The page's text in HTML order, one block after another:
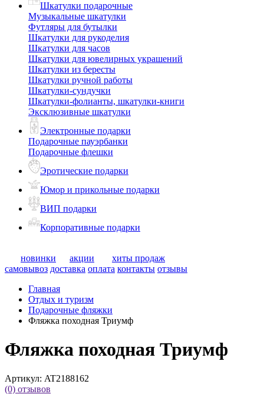
Шкатулки подарочные
Музыкальные шкатулки
Футляры для бутылки
Шкатулки для рукоделия
Шкатулки для часов
Шкатулки для ювелирных украшений
Шкатулки из бересты
Шкатулки ручной работы
Шкатулки-сундучки
Шкатулки-фолианты, шкатулки-книги
Эксклюзивные шкатулки
Электронные подарки
Подарочные пауэрбанки
Подарочные флешки
Эротические подарки
Юмор и прикольные подарки
ВИП подарки
Корпоративные подарки
новинки акции
хиты продаж
самовывоз доставка оплата контакты отзывы
Главная
Отдых и туризм
Подарочные фляжки
Фляжка походная Триумф
Фляжка походная Триумф
Артикул: AT2188162
(0) отзывов